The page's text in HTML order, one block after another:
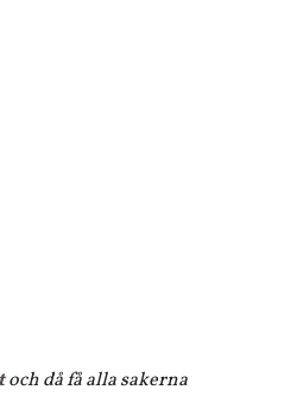
och då få alla sakerna